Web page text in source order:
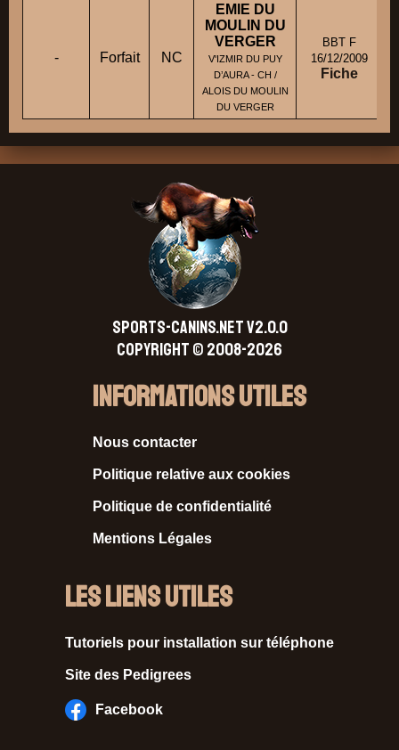
- Forfait NC
EMIE DU
MOULIN DU
VERGER
V'IZMIR DU PUY
D’AURA - CH /
ALOIS DU MOULIN
DU VERGER
BBT F
16/12/2009
Fiche
SPORTS-CANINS.NET V2.0.0
Copyright © 2008-2026
Informations Utiles
Nous contacter
Politique relative aux cookies
Politique de confidentialité
Mentions Légales
Les liens utiles
Tutoriels pour installation sur téléphone
Site des Pedigrees
Facebook